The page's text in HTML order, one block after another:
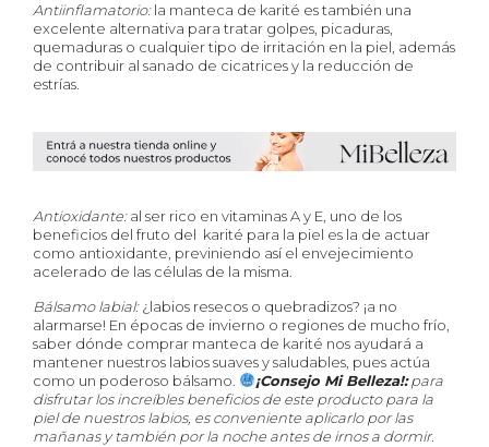
Antiinflamatorio:la manteca de karité es también una
excelente alternativa para tratar golpes, picaduras,
quemaduras o cualquier tipo de irritación en la piel, además
de contribuir al sanado de cicatrices y la reducción de
estrías.
Antioxidante:al ser rico en vitaminas A y E, uno de los
beneficios del fruto del karité para la piel es la de actuar
como antioxidante, previniendo así el envejecimiento
acelerado de las células de la misma.
Bálsamo labial:¿labios resecos o quebradizos? ¡a no
alarmarse! En épocas de invierno o regiones de mucho frío,
saber dónde comprar manteca de karité nos ayudará a
mantener nuestros labios suaves y saludables, pues actúa
como un poderoso bálsamo.
¡Consejo Mi Belleza!:para
disfrutar los increíbles beneficios de este producto para la
piel de nuestros labios, es conveniente aplicarlo por las
mañanas y también por la noche antes de irnos a dormir.